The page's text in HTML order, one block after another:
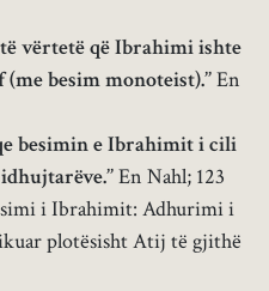
të vërtetë që Ibrahimi ishte
besim monoteist).’’En
besimin e Ibrahimit i cili
En Nahl; 123
i Ibrahimit: Adhurimi i
plotësisht Atij të gjithë